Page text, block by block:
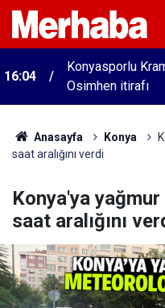
16:04
Konyasporlu
Osimhen itirafı
Anasayfa Konya
saat aralığını verdi
Konya'ya
saat aralığını